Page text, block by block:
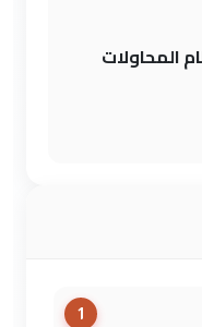
المحاولات
1